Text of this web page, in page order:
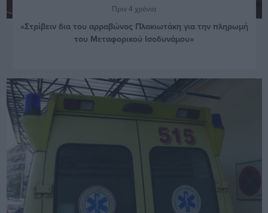
Πριν 4 χρόνια
«Στρίβειν δια του αρραβώνος Πλακιωτάκη για την πληρωμή
του Μεταφορικού Ισοδυνάμου»